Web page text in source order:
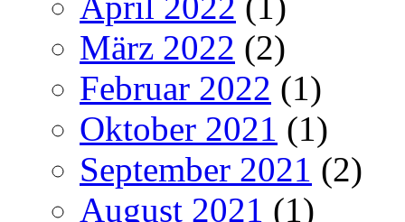
März 2022 (2)
Februar 2022 (1)
Oktober 2021 (1)
September 2021 (2)
August 2021 (1)